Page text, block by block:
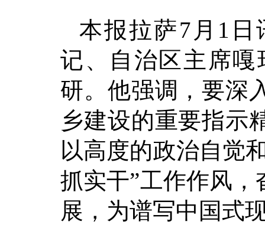
本报拉萨7月1日
记、自治区主席
研。他强调，要深
乡建设的重要指示
以高度的政治自觉
抓实干”工作作风
展，为谱写中国式